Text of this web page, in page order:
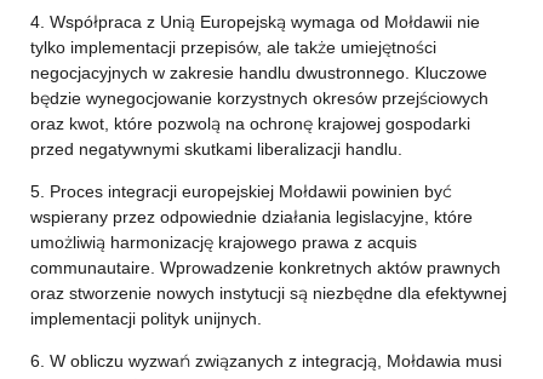
4. Współpraca z Unią Europejską wymaga od Mołdawii nie
tylko implementacji przepisów, ale także umiejętności
negocjacyjnych w zakresie handlu dwustronnego. Kluczowe
będzie wynegocjowanie korzystnych okresów przejściowych
oraz kwot, które pozwolą na ochronę krajowej gospodarki
przed negatywnymi skutkami liberalizacji handlu.
5. Proces integracji europejskiej Mołdawii powinien być
wspierany przez odpowiednie działania legislacyjne, które
umożliwią harmonizację krajowego prawa z acquis
communautaire. Wprowadzenie konkretnych aktów prawnych
oraz stworzenie nowych instytucji są niezbędne dla efektywnej
implementacji polityk unijnych.
6. W obliczu wyzwań związanych z integracją, Mołdawia musi